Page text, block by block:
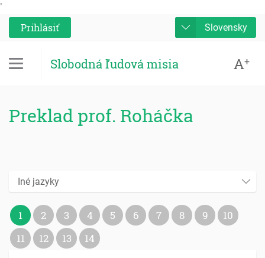
'
Prihlásiť
Slovensky
Slobodná ľudová misia A+
Preklad prof. Roháčka
Iné jazyky
1 2 3 4 5 6 7 8 9
10
11
12 13 14